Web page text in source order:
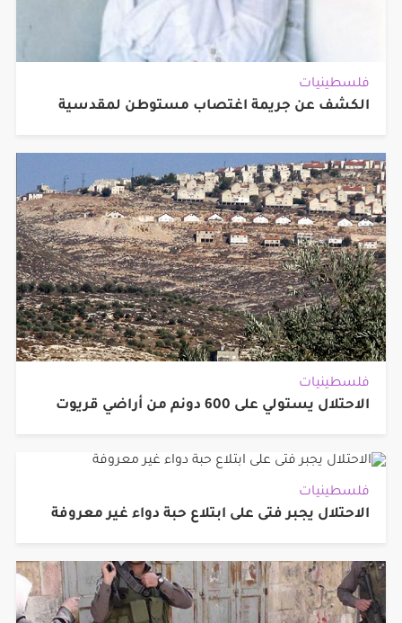
فلسطينيات
الكشف عن جريمة اغتصاب مستوطن لمقدسية
فلسطينيات
الاحتلال يستولي على 600 دونم من أراضي قريوت
فلسطينيات
الاحتلال يجبر فتى على ابتلاع حبة دواء غير معروفة